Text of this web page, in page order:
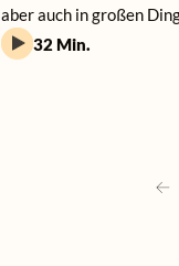
aber auch in großen
32 Min.
←